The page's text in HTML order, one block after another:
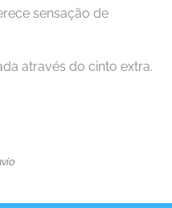
sensação de
através do cinto extra.